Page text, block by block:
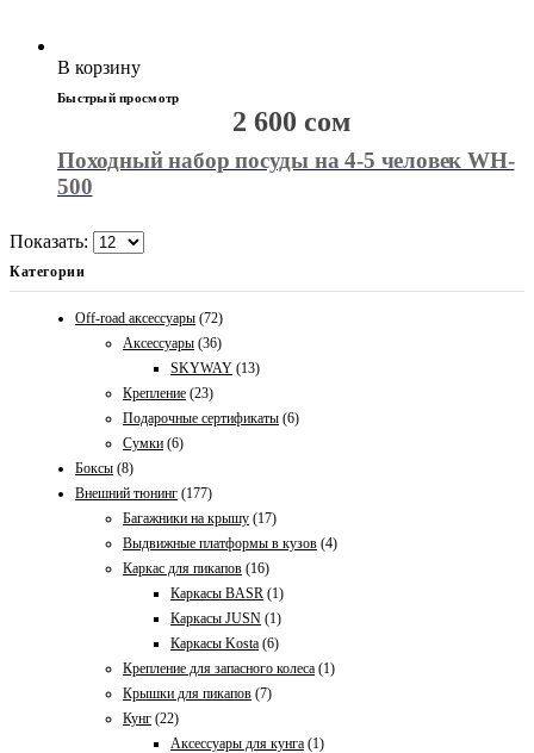
В корзину
Быстрый просмотр
Походный набор посуды на 4-5 человек WH-
500
2 600 сом
Показать:
Категории
Off-road аксессуары (72)
Аксессуары (36)
SKYWAY (13)
Крепление (23)
Подарочные сертификаты (6)
Сумки (6)
Боксы (8)
Внешний тюнинг (177)
Багажники на крышу (17)
Выдвижные платформы в кузов (4)
Каркас для пикапов (16)
Каркасы BASR (1)
Каркасы JUSN (1)
Каркасы Kosta (6)
Крепление для запасного колеса (1)
Крышки для пикапов (7)
Кунг (22)
Аксессуары для кунга (1)